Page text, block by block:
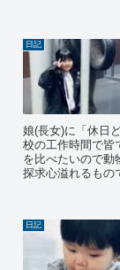
日記
娘(長女)に「休日
校の工作時間で皆
を比べたいので動
探求心溢れるもの
日記